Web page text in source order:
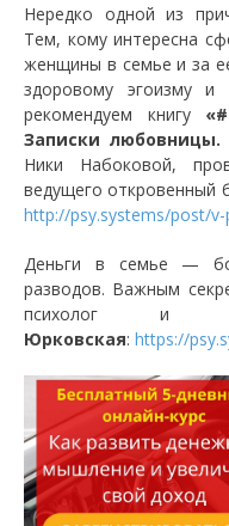
Нередко одной из
Тем, кому интересна
женщины в семье и за
здоровому эгоизму
рекомендуем книгу
Записки
Ники Набоковой,
ведущего откровенный
http://psy.systems/post/
Деньги в семье —
разводов. Важным
психолог и
Юрковская: https://